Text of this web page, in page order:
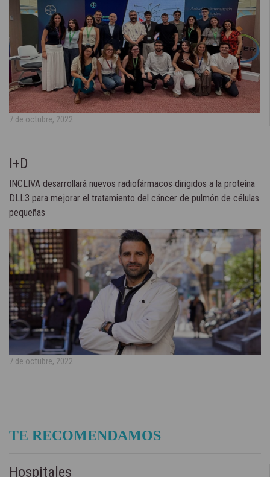
7 de octubre, 2022
I+D
INCLIVA desarrollará nuevos radiofármacos dirigidos a la proteína
DLL3 para mejorar el tratamiento del cáncer de pulmón de células
pequeñas
7 de octubre, 2022
TE RECOMENDAMOS
Hospitales